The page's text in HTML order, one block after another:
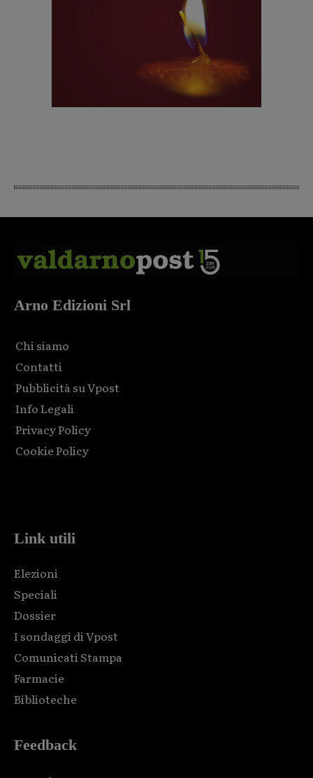
Arno Edizioni Srl
Chi siamo
Contatti
Pubblicità su Vpost
Info Legali
Privacy Policy
Cookie Policy
Link utili
Elezioni
Speciali
Dossier
I sondaggi di Vpost
Comunicati Stampa
Farmacie
Biblioteche
Feedback